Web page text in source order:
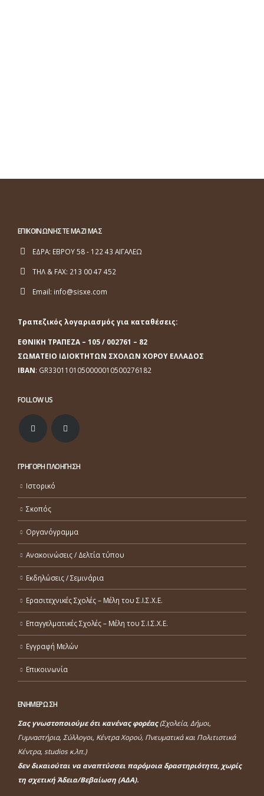
ΕΠΙΚΟΙΝΩΝΗΣΤΕ ΜΑΖΙ ΜΑΣ
ΕΔΡΑ: ΕΒΡΟΥ 58 - 122 43 ΑΙΓΑΛΕΩ
ΤΗΛ & FAX: 213 00 47 452
Email: info@sisxe.com
Τραπεζικός λογαριασμός για καταθέσεις:
ΕΘΝΙΚΗ ΤΡΑΠΕΖΑ – 105 / 002761 – 82
ΣΩΜΑΤΕΙΟ ΙΔΙΟΚΤΗΤΩΝ ΣΧΟΛΩΝ ΧΟΡΟΥ ΕΛΛΑΔΟΣ
ΙΒΑΝ: GR3301101050000010500276182
FOLLOW US
ΓΡΗΓΟΡΗ ΠΛΟΗΓΗΣΗ
Ιστορικό
Σκοπός
Οργανόγραμμα
Ανακοινώσεις / Δελτία τύπου
Εκδηλώσεις / Σεμινάρια
Ερασιτεχνικές Σχολές – Μέλη του Σ.Ι.Σ.Χ.Ε.
Επαγγελματικές Σχολές – Μέλη του Σ.Ι.Σ.Χ.Ε.
Εγγραφή Μελών
Επικοινωνία
ΕΝΗΜΕΡΩΣΗ
Σας γνωστοποιούμε ότι κανένας φορέας(Σχολεία, Δήμοι,
Γυμναστήρια, Σύλλογοι, Κέντρα Χορού, Πνευματικά και Πολιτιστικά
Κέντρα, studios κ.λπ.)
δεν δικαιούται να αναπτύσσει παρόμοια δραστηριότητα, χωρίς
τη σχετική Άδεια/Βεβαίωση (ΑΔΑ).